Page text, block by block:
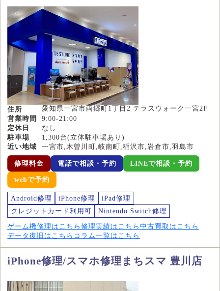
住所
愛知県一宮市両郷町1丁目2 テラスウォーク一宮2F
営業時間
9:00-21:00
定休日
なし
駐車場
1,300台(立体駐車場あり)
近い地域
一宮市,木曽川町,岐南町,稲沢市,岩倉市,羽島市
修理料金 電話で相談・予約 LINEで相談・予約
webで予約
Android修理 iPhone修理
iPad修理
クレジットカード利用可
Nintendo Switch修理
ゲーム機修理はこちら 修理実績はこちら 中古買取はこちら
データ復旧はこちら コラム一覧はこちら
iPhone修理/スマホ修理まちスマ 豊川店